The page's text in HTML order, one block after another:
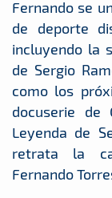
Fernando se
de deporte
incluyendo la
de Sergio
como los
docuserie de
Leyenda de
retrata la
Fernando